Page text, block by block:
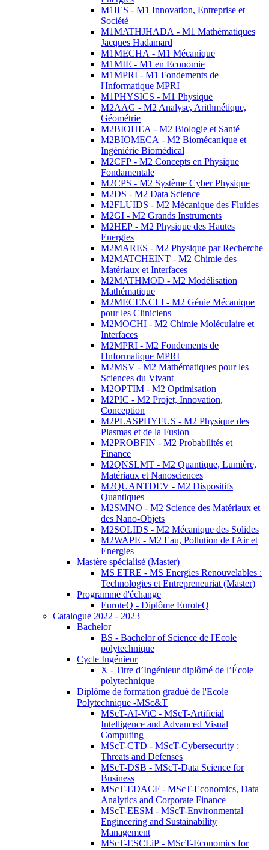
M1IES - M1 Innovation, Entreprise et
Société
M1MATHJHADA - M1 Mathématiques
Jacques Hadamard
M1MECHA - M1 Mécanique
M1MIE - M1 en Economie
M1MPRI - M1 Fondements de
l'Informatique MPRI
M1PHYSICS - M1 Physique
M2AAG - M2 Analyse, Arithmétique,
Géométrie
M2BIOHEA - M2 Biologie et Santé
M2BIOMECA - M2 Biomécanique et
Ingéniérie Biomédical
M2CFP - M2 Concepts en Physique
Fondamentale
M2CPS - M2 Système Cyber Physique
M2DS - M2 Data Science
M2FLUIDS - M2 Mécanique des Fluides
M2GI - M2 Grands Instruments
M2HEP - M2 Physique des Hautes
Energies
M2MARES - M2 Physique par Recherche
M2MATCHEINT - M2 Chimie des
Matériaux et Interfaces
M2MATHMOD - M2 Modélisation
Mathématique
M2MECENCLI - M2 Génie Mécanique
pour les Cliniciens
M2MOCHI - M2 Chimie Moléculaire et
Interfaces
M2MPRI - M2 Fondements de
l'Informatique MPRI
M2MSV - M2 Mathématiques pour les
Sciences du Vivant
M2OPTIM - M2 Optimisation
M2PIC - M2 Projet, Innovation,
Conception
M2PLASPHYFUS - M2 Physique des
Plasmas et de la Fusion
M2PROBFIN - M2 Probabilités et
Finance
M2QNSLMT - M2 Quantique, Lumière,
Matériaux et Nanosciences
M2QUANTDEV - M2 Dispositifs
Quantiques
M2SMNO - M2 Science des Matériaux et
des Nano-Objets
M2SOLIDS - M2 Mécanique des Solides
M2WAPE - M2 Eau, Pollution de l'Air et
Energies
Mastère spécialisé (Master)
MS ETRE - MS Energies Renouvelables :
Technologies et Entrepreneuriat (Master)
Programme d'échange
EuroteQ - Diplôme EuroteQ
Catalogue 2022 - 2023
Bachelor
BS - Bachelor of Science de l'Ecole
polytechnique
Cycle Ingénieur
X - Titre d’Ingénieur diplômé de l’École
polytechnique
Diplôme de formation gradué de l'Ecole
Polytechnique -MSc&T
MScT-AI-ViC - MScT-Artificial
Intelligence and Advanced Visual
Computing
MScT-CTD - MScT-Cybersecurity :
Threats and Defenses
MScT-DSB - MScT-Data Science for
Business
MScT-EDACF - MScT-Economics, Data
Analytics and Corporate Finance
MScT-EESM - MScT-Environmental
Engineering and Sustainability
Management
MScT-ESCLiP - MScT-Economics for